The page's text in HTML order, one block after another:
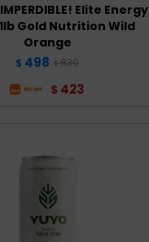
IMPERDIBLE! Elite Energy
Gold Nutrition Wild
Orange
$ 498 $ 830
$ 423